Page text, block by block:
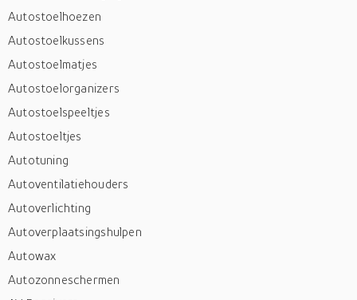
Autostoelhoezen
Autostoelkussens
Autostoelmatjes
Autostoelorganizers
Autostoelspeeltjes
Autostoeltjes
Autotuning
Autoventilatiehouders
Autoverlichting
Autoverplaatsingshulpen
Autowax
Autozonneschermen